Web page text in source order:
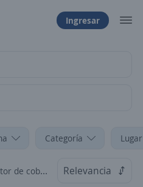
Ingresar
Categoría
Ciudad de México DF Relevancia